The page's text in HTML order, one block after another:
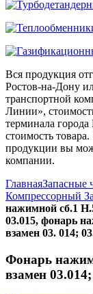
Вся продукция
Ростов-на-Дону
транспортной
Линии»,
терминала
стоимость
продукции вы
компании.
ГлавнаяЗапасные
Компрессорный
нажимной сб.1
03.015, фонарь
взамен 03. 014;
Фонарь
взамен